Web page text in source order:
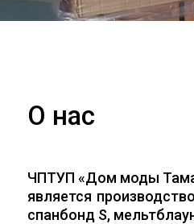
О нас
ЧПТУП «Дом моды
является
спанбонд S,